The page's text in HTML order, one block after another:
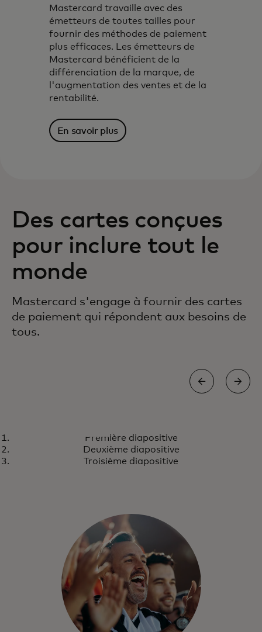
Mastercard travaille avec des
émetteurs de toutes tailles pour
fournir des méthodes de paiement
plus efficaces. Les émetteurs de
Mastercard bénéficient de la
différenciation de la marque, de
l'augmentation des ventes et de la
rentabilité.
En savoir plus
Des cartes conçues
pour inclure tout le
monde
Mastercard s'engage à fournir des cartes
de paiement qui répondent aux besoins de
tous.
Un monde conçu pour nous tous
En savoir plus
Première diapositive
Deuxième diapositive
Troisième diapositive